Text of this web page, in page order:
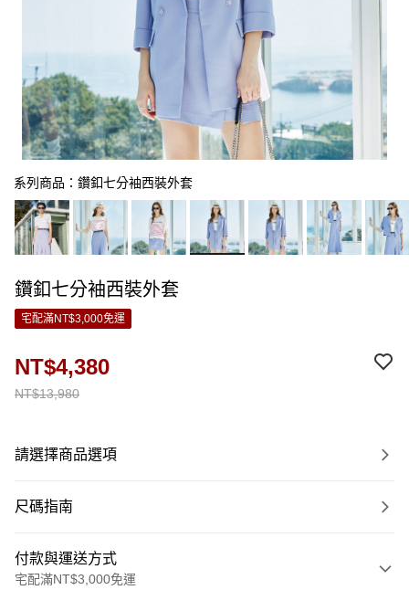
系列商品：鑽釦七分袖西裝外套
鑽釦七分袖西裝外套
宅配滿NT$3,000免運
NT$13,980
NT$4,380
請選擇商品選項
尺碼指南
付款與運送方式
宅配滿NT$3,000免運